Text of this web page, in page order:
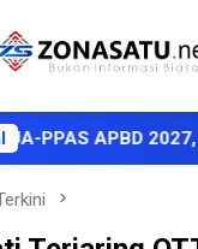
APBD 2027,